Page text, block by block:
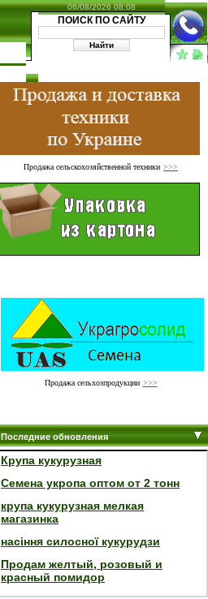
06/08/2026 08:08
ПОИСК ПО САЙТУ
Продажа сельскохозяйственной техники >>>
Продажа сельхозпродукции >>>
Последние обновления
Крупа кукурузная
Семена укропа оптом от 2 тонн
крупа кукурузная мелкая
магазинка
насіння силосної кукурудзи
Продам желтый, розовый и
красный помидор